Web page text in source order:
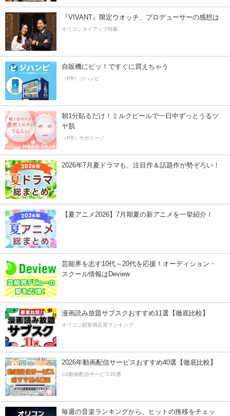
『VIVANT』限定ウオッチ、プロデューサーの感想は
オリコンタイアップ特集
自販機にピッ！ですぐに買えちゃう
（PR）ジハンピ
朝1分貼るだけ！ミルクピールで一日中ずっとうるツ
ヤ肌
（PR）サボリーノ
2026年7月夏ドラマも、注目作＆話題作が勢ぞろい！
【夏アニメ2026】7月期夏の新アニメを一挙紹介！
芸能界を志す10代～20代を応援！オーディション・
スクール情報はDeview
漫画読み放題サブスクおすすめ11選【徹底比較】
オリコン顧客満足度ランキング
2026年動画配信サービスおすすめ40選【徹底比較】
CS動画配信サービス20選
毎週の音楽ランキングから、ヒットの推移をチェッ